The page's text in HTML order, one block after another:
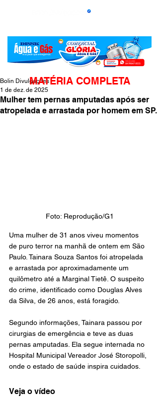
Mulher tem pernas amputadas após ser
atropelada e arrastada por homem em SP.
Bolin Divulgações
1 de dez. de 2025
Foto: Reprodução/G1
Uma mulher de 31 anos viveu momentos
de puro terror na manhã de ontem em São
Paulo. Tainara Souza Santos foi atropelada
e arrastada por aproximadamente um
quilômetro até a Marginal Tietê. O suspeito
do crime, identificado como Douglas Alves
da Silva, de 26 anos, está foragido.
Segundo informações, Tainara passou por
cirurgias de emergência e teve as duas
pernas amputadas. Ela segue internada no
Hospital Municipal Vereador José Storopolli,
onde o estado de saúde inspira cuidados.
Veja o vídeo
MATÉRIA COMPLETA